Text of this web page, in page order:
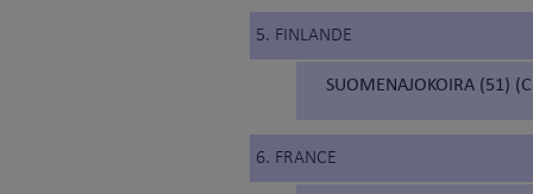
5. FINLANDE
SUOMENAJOKOIRA (51)
6. FRANCE